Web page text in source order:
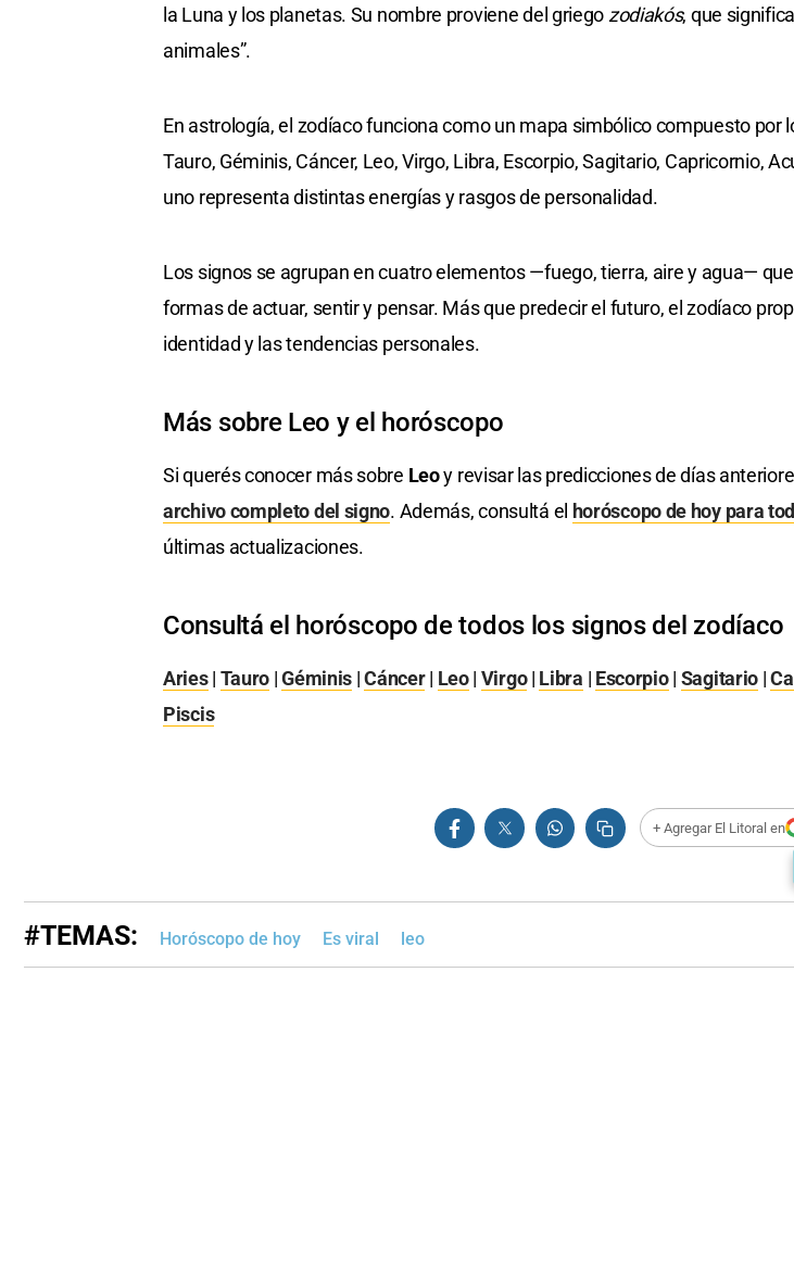
la Luna y los planetas. Su nombre proviene del griegozodiakós, que
animales”.
En astrología, el zodíaco funciona como un mapa simbólico compuesto por
Tauro, Géminis, Cáncer, Leo, Virgo, Libra, Escorpio, Sagitario, Capricornio,
uno representa distintas energías y rasgos de personalidad.
Los signos se agrupan en cuatro elementos —fuego, tierra, aire y agua—
formas de actuar, sentir y pensar. Más que predecir el futuro, el zodíaco
identidad y las tendencias personales.
Más sobre Leo y el horóscopo
Si querés conocer más sobre Leoy revisar las predicciones de días
archivo completo del signo. Además, consultá el horóscopo de hoy para
últimas actualizaciones.
Consultá el horóscopo de todos los signos del zodíaco
Aries| Tauro |Géminis |Cáncer| Leo| Virgo| Libra | Escorpio| Sagitario |
Piscis
+ Agregar El Litoral en
#TEMAS: Horóscopo de hoy Es viral leo